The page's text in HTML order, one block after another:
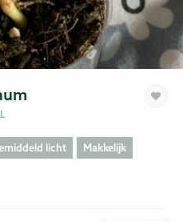
licht Makkelijk